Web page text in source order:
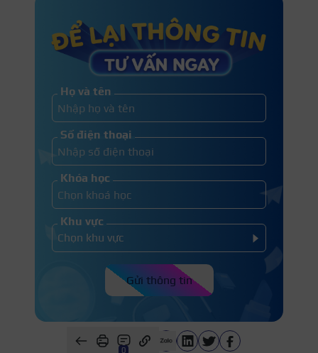
Họ và tên
Số điện thoại
Khóa học
Khu vực
Gửi thông tin
0